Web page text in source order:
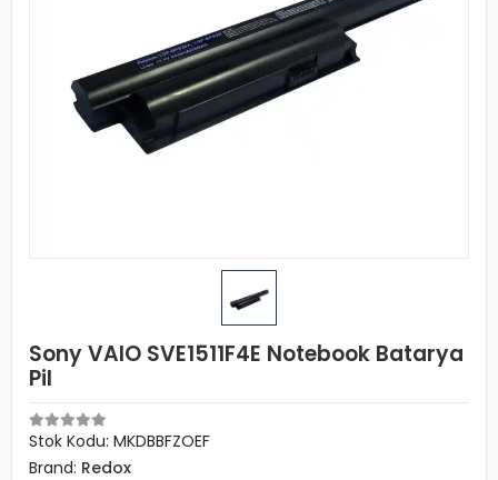
Sony VAIO SVE1511F4E Notebook Batarya
Pil
Stok Kodu: MKDBBFZOEF
Brand: Redox